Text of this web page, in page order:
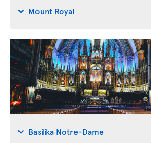
Mount Royal
Basilika Notre-Dame